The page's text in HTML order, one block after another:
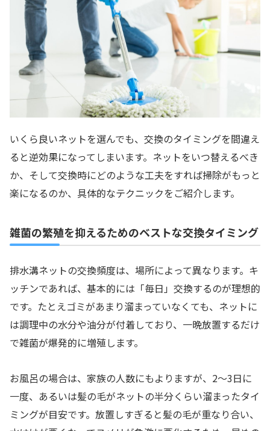
いくら良いネットを選んでも、交換のタイミングを間違え
ると逆効果になってしまいます。ネットをいつ替えるべき
か、そして交換時にどのような工夫をすれば掃除がもっと
楽になるのか、具体的なテクニックをご紹介します。
雑菌の繁殖を抑えるためのベストな交換タイミング
排水溝ネットの交換頻度は、場所によって異なります。キ
ッチンであれば、基本的には「毎日」交換するのが理想的
です。たとえゴミがあまり溜まっていなくても、ネットに
は調理中の水分や油分が付着しており、一晩放置するだけ
で雑菌が爆発的に増殖します。
お風呂の場合は、家族の人数にもよりますが、2〜3日に
一度、あるいは髪の毛がネットの半分くらい溜まったタイ
ミングが目安です。放置しすぎると髪の毛が重なり合い、